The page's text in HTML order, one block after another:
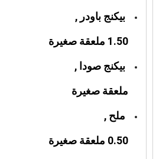
بيكنج باودر ,
1.50 ملعقة صغيرة
بيكنج صودا ,
ملعقة صغيرة
ملح ,
0.50 ملعقة صغيرة